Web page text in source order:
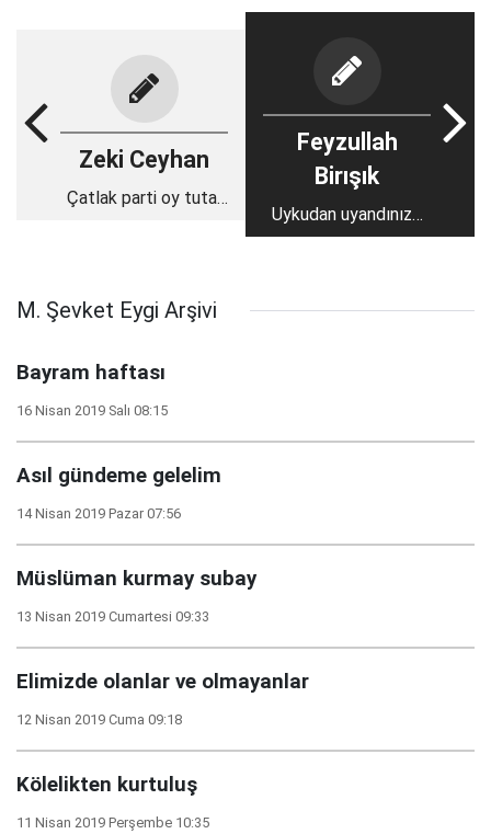
Zeki Ceyhan
Çatlak parti oy tutar
Feyzullah
Birışık
Uykudan uyandınız…
M. Şevket Eygi Arşivi
Bayram haftası
16 Nisan 2019 Salı 08:15
Asıl gündeme gelelim
14 Nisan 2019 Pazar 07:56
Müslüman kurmay subay
13 Nisan 2019 Cumartesi 09:33
Elimizde olanlar ve olmayanlar
12 Nisan 2019 Cuma 09:18
Kölelikten kurtuluş
11 Nisan 2019 Perşembe 10:35